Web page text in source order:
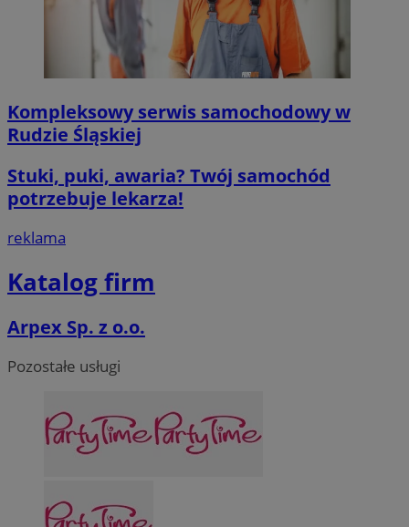
Kompleksowy serwis samochodowy w
Rudzie Śląskiej
Stuki, puki, awaria? Twój samochód
potrzebuje lekarza!
reklama
Katalog firm
Arpex Sp. z o.o.
Pozostałe usługi